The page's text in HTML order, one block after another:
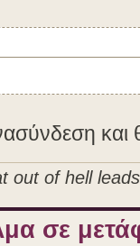
και
out of hell
σε